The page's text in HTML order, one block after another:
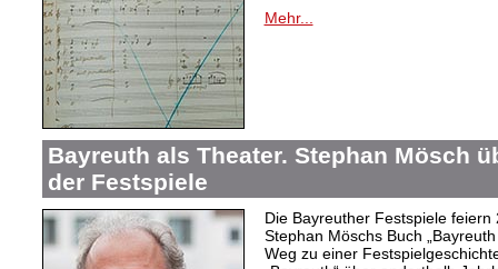
Mehr...
Bayreuth als Theater. Stephan Mösch
der Festspiele
Die Bayreuther Festspiele
Stephan Möschs Buch
Weg zu einer